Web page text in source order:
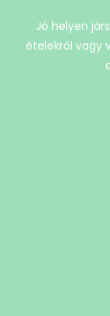
Jó helyen
ételekről vagy